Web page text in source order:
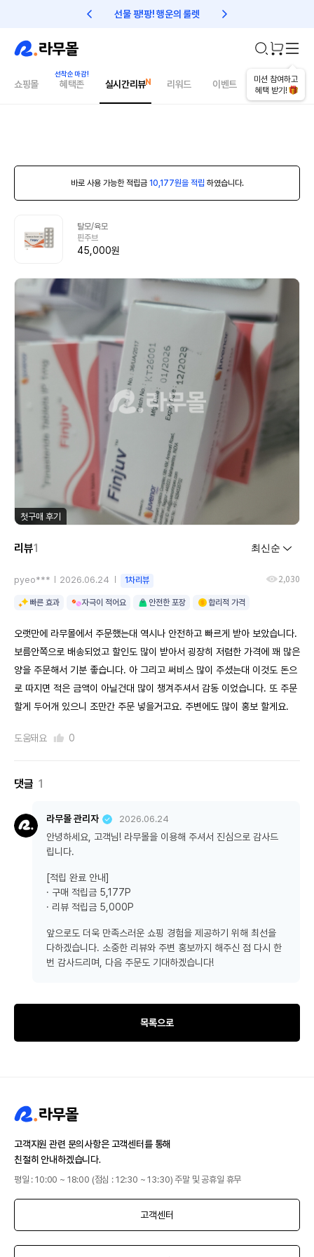
선물 팡!팡! 행운의 룰렛 친구초대 1만원 리워드!
미션 참여하고
혜택 받기!
쇼핑몰 혜택존 실시간리뷰 리워드 이벤트 건강매거진
바로 사용 가능한 적립금 10,177원을 적립 하였습니다.
탈모/육모
핀주브
45,000원
첫구매 후기
리뷰1
pyeo*** 2026.06.24 1차리뷰 2,030
빠른 효과 자극이 적어요 안전한 포장 합리적 가격
오랫만에 라무몰에서 주문했는대 역시나 안전하고 빠르게 받아 보았습니다.
보름안쪽으로 배송되었고 할인도 많이 받아서 굉장히 저렴한 가격에 꽤 많은
양을 주문해서 기분 좋습니다. 아 그리고 써비스 많이 주셨는대 이것도 돈으
로 따지면 적은 금액이 아닐건대 많이 챙겨주셔서 감동 이었습니다. 또 주문
할게 두어개 있으니 조만간 주문 넣을거고요. 주변에도 많이 홍보 할게요.
도움돼요 0
댓글 1
라무몰 관리자 2026.06.24
안녕하세요, 고객님! 라무몰을 이용해 주셔서 진심으로 감사드
립니다.
[적립 완료 안내]
· 구매 적립금 5,177P
· 리뷰 적립금 5,000P
앞으로도 더욱 만족스러운 쇼핑 경험을 제공하기 위해 최선을
다하겠습니다. 소중한 리뷰와 주변 홍보까지 해주신 점 다시 한
번 감사드리며, 다음 주문도 기대하겠습니다!
목록으로
고객지원 관련 문의사항은 고객센터를 통해
친절히 안내하겠습니다.
평일 : 10:00 ~ 18:00 (점심 : 12:30 ~ 13:30) 주말 및 공휴일 휴무
고객센터